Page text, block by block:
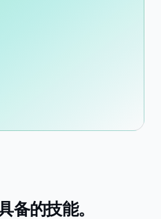
备的技能。